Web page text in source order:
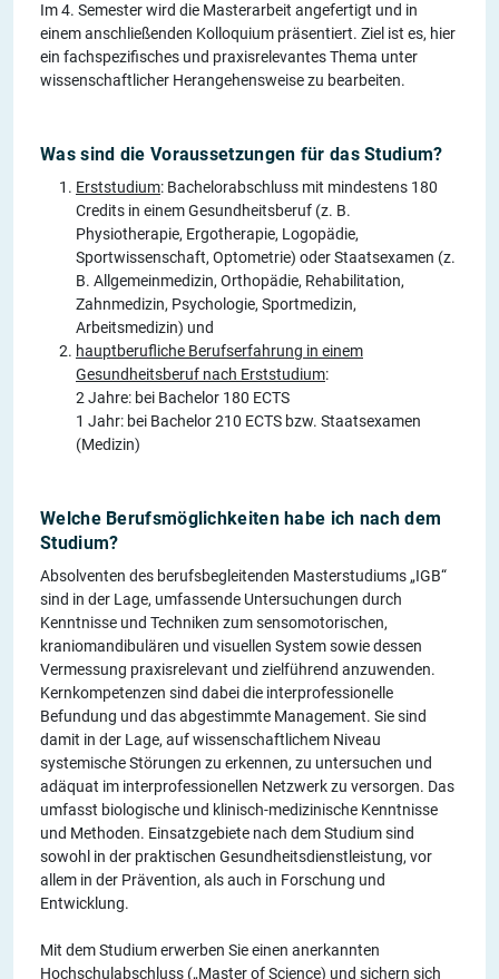
Im 4. Semester wird die Masterarbeit angefertigt und in
einem anschließenden Kolloquium präsentiert. Ziel ist es, hier
ein fachspezifisches und praxisrelevantes Thema unter
wissenschaftlicher Herangehensweise zu bearbeiten.
Was sind die Voraussetzungen für das Studium?
Erststudium: Bachelorabschluss mit mindestens 180
Credits in einem Gesundheitsberuf (z. B.
Physiotherapie, Ergotherapie, Logopädie,
Sportwissenschaft, Optometrie) oder Staatsexamen (z.
B. Allgemeinmedizin, Orthopädie, Rehabilitation,
Zahnmedizin, Psychologie, Sportmedizin,
Arbeitsmedizin) und
hauptberufliche Berufserfahrung in einem
Gesundheitsberuf nach Erststudium:
2 Jahre: bei Bachelor 180 ECTS
1 Jahr: bei Bachelor 210 ECTS bzw. Staatsexamen
(Medizin)
Welche Berufsmöglichkeiten habe ich nach dem
Studium?
​​Absolventen des berufsbegleitenden Masterstudiums „IGB“
sind in der Lage, umfassende Untersuchungen durch
Kenntnisse und Techniken zum sensomotorischen,
kraniomandibulären und visuellen System sowie dessen
Vermessung praxisrelevant und zielführend anzuwenden.
Kernkompetenzen sind dabei die interprofessionelle
Befundung und das abgestimmte Management. Sie sind
damit in der Lage, auf wissenschaftlichem Niveau
systemische Störungen zu erkennen, zu untersuchen und
adäquat im interprofessionellen Netzwerk zu versorgen. Das
umfasst biologische und klinisch-medizinische Kenntnisse
und Methoden. Einsatzgebiete nach dem Studium sind
sowohl in der praktischen Gesundheitsdienstleistung, vor
allem in der Prävention, als auch in Forschung und
Entwicklung.
Mit dem Studium erwerben Sie einen anerkannten
Hochschulabschluss („Master of Science) und sichern sich